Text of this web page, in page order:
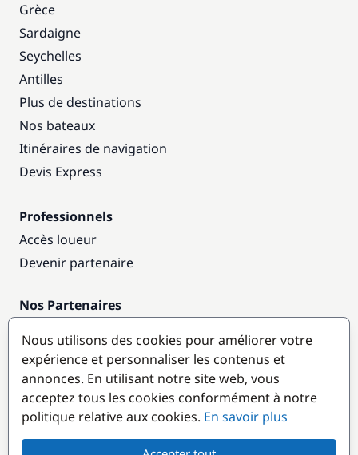
Grèce
Sardaigne
Seychelles
Antilles
Plus de destinations
Nos bateaux
Itinéraires de navigation
Devis Express
Professionnels
Accès loueur
Devenir partenaire
Nos Partenaires
Destinations populaires
Nous utilisons des cookies pour améliorer votre
expérience et personnaliser les contenus et
annonces. En utilisant notre site web, vous
acceptez tous les cookies conformément à notre
politique relative aux cookies. En savoir plus